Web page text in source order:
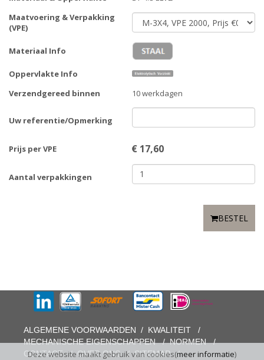
Maatvoering & Verpakking
(VPE)
Materiaal Info
Oppervlakte Info
Verzendgereed binnen
10 werkdagen
Uw referentie/Opmerking
Prijs per VPE € 17,60
Aantal verpakkingen
BESTEL
Deze website maakt gebruik van cookies(meer informatie)
ALGEMENE VOORWAARDEN / KWALITEIT
/
MECHANISCHE EIGENSCHAPPEN/NORMEN/
CONTACT/OVER ONS/SITEMAP/